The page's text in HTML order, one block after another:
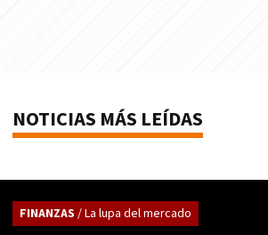
NOTICIAS MÁS LEÍDAS
FINANZAS / La lupa del mercado